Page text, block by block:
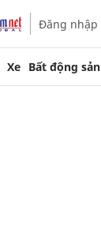
Đăng nhập
Xe Bất động sản